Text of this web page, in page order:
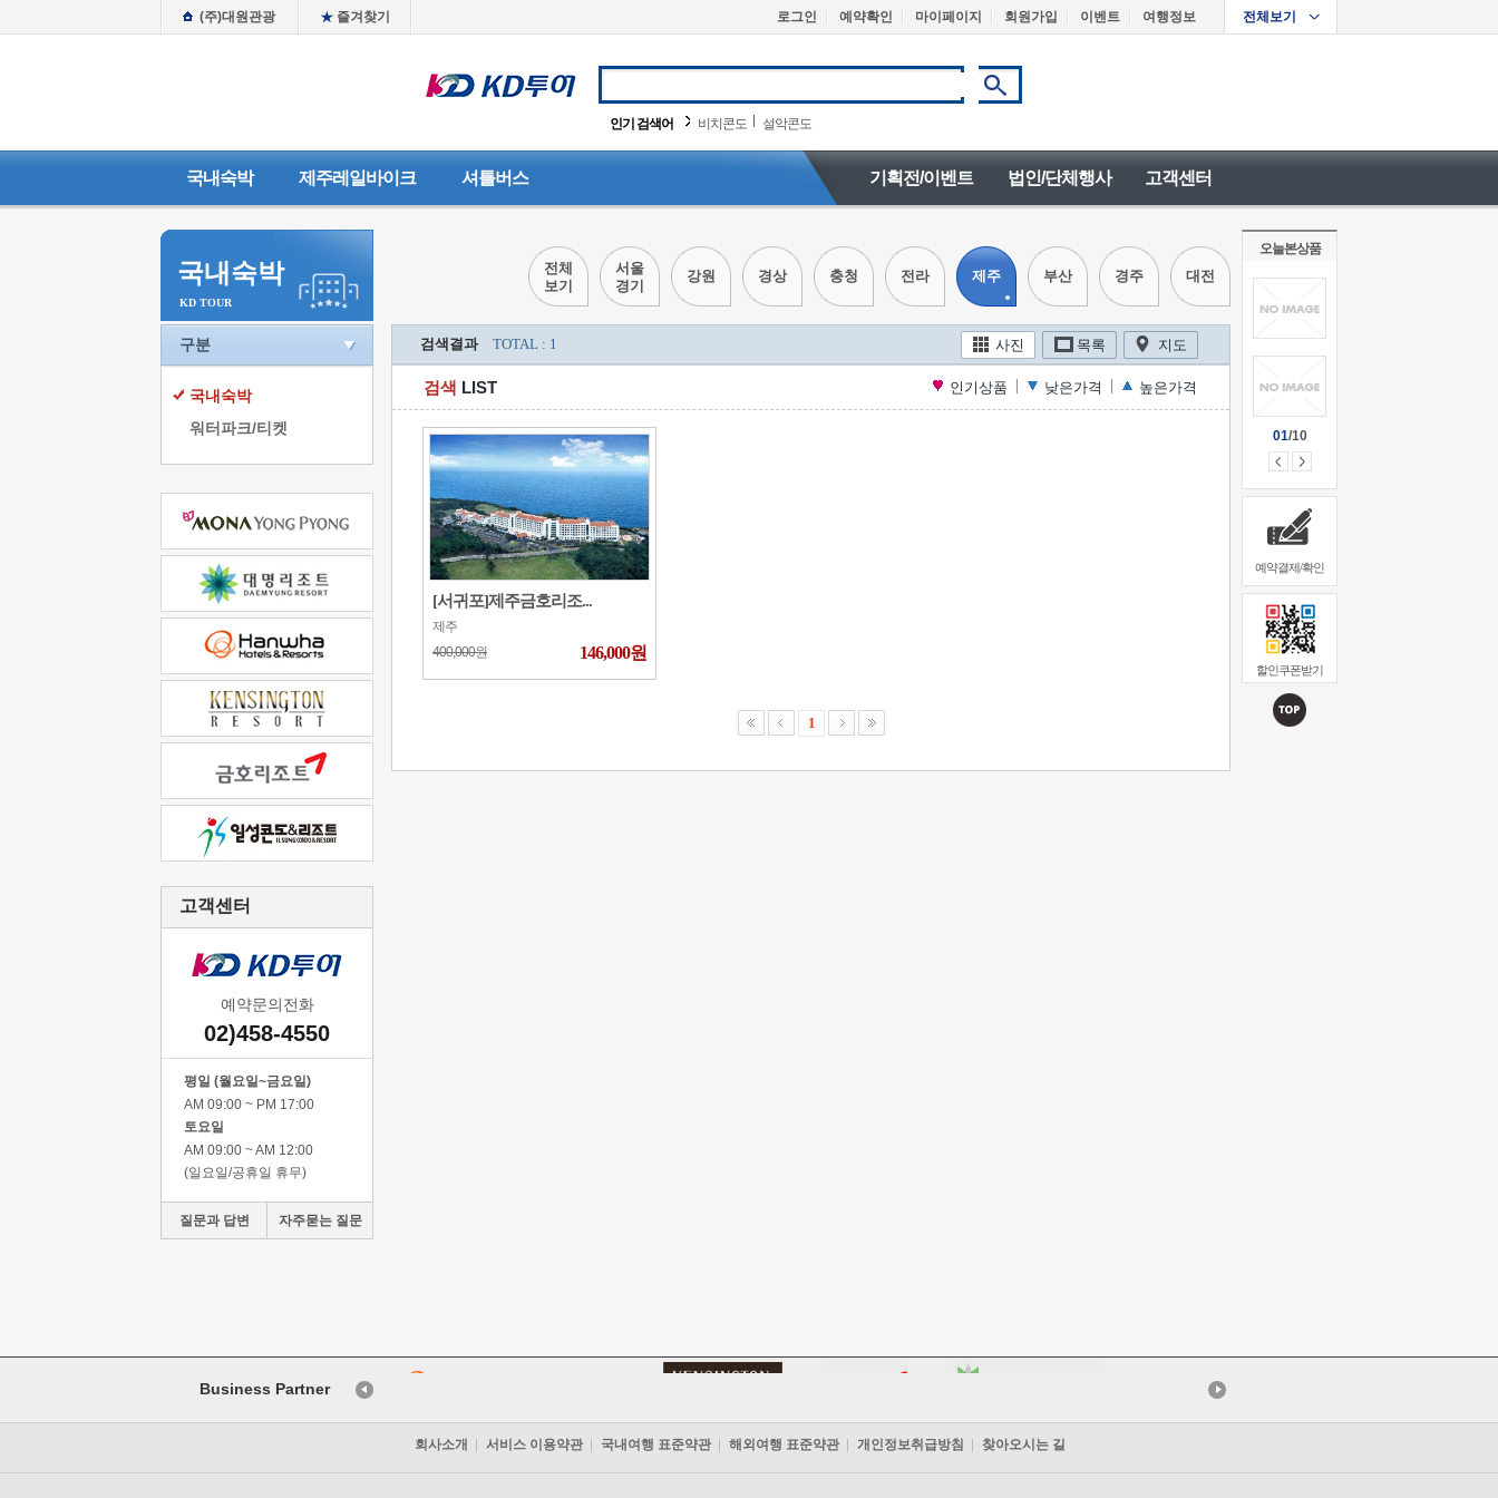
오늘본상품
01/10
예약결제/확인
할인쿠폰받기
전체보기
(주)대원관광 즐겨찾기 로그인 예약확인 마이페이지 회원가입 이벤트 여행정보
인기 검색어 비치콘도 설악콘도
국내숙박 제주레일바이크 셔틀버스 기획전/이벤트 법인/단체행사 고객센터
국내숙박
KD TOUR
구분
국내숙박
워터파크/티켓
고객센터
예약문의전화
02)458-4550
평일 (월요일~금요일)
AM 09:00 ~ PM 17:00
토요일
AM 09:00 ~ AM 12:00
(일요일/공휴일 휴무)
질문과 답변 자주묻는 질문
전체
보기
서울
경기
강원 경상 충청 전라 제주 부산 경주 대전
검색결과 TOTAL : 1 사진 목록 지도
검색 LIST 인기상품 낮은가격 높은가격
[서귀포]제주금호리조...
제주
400,000원
146,000원
1
Business Partner
회사소개 서비스 이용약관 국내여행 표준약관 해외여행 표준약관 개인정보취급방침 찾아오시는 길